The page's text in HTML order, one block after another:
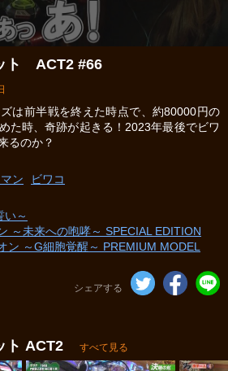
ト ACT2 #66
は前半戦を終えた時点で、約80000円の
た時、奇跡が起きる！2023年最後でビワ
るのか？
ン ビワコ
い～
～未来への咆哮～ SPECIAL EDITION
ン ～G細胞覚醒～ PREMIUM MODEL
シェアする
ト ACT2
すべて見る